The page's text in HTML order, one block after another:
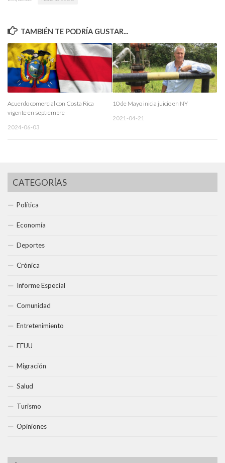
TAMBIÉN TE PODRÍA GUSTAR...
Acuerdo comercial con Costa Rica
vigente en septiembre
2024-06-03
10 de Mayo inicia juicio en NY
2021-04-21
CATEGORÍAS
Política
Economía
Deportes
Crónica
Informe Especial
Comunidad
Entretenimiento
EEUU
Migración
Salud
Turismo
Opiniones